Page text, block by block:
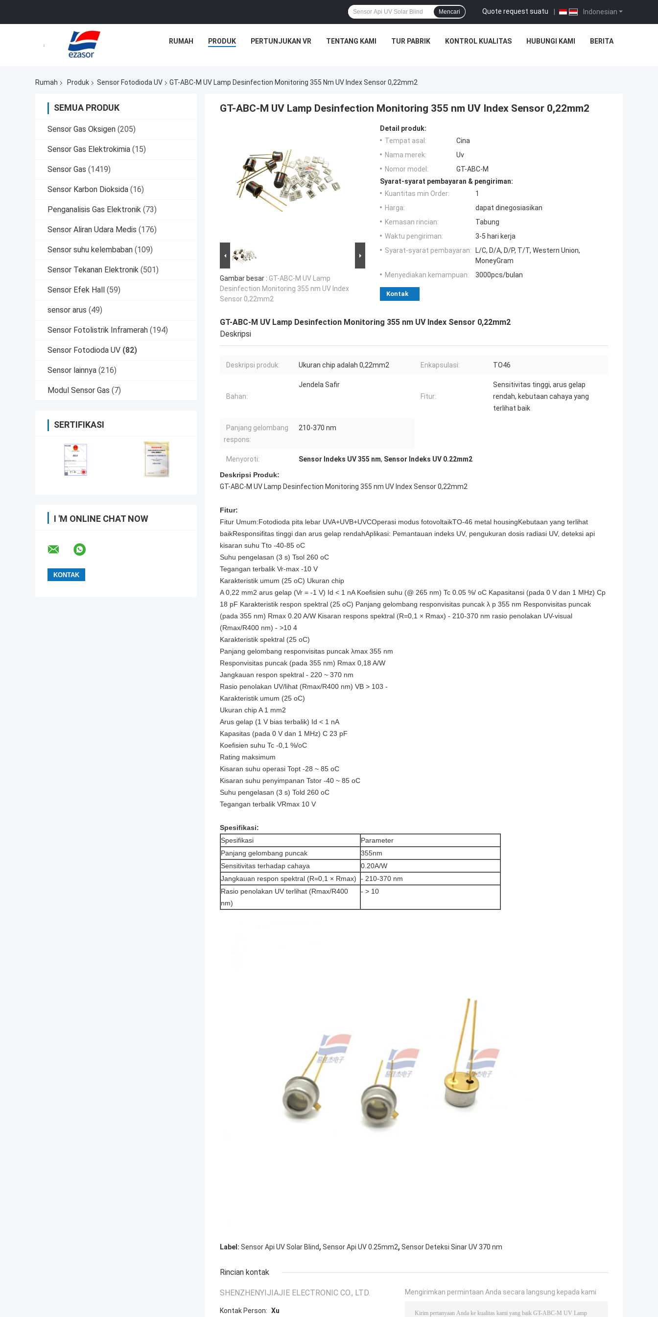
Indonesian
Quote request suatu |
Mencari
RUMAH PRODUK PERTUNJUKAN VR TENTANG KAMI TUR PABRIK KONTROL KUALITAS HUBUNGI KAMI BERITA
Rumah Produk Sensor Fotodioda UV GT-ABC-M UV Lamp Desinfection Monitoring 355 Nm UV Index Sensor 0,22mm2
SEMUA PRODUK
Sensor Gas Oksigen (205)
Sensor Gas Elektrokimia (15)
Sensor Gas (1419)
Sensor Karbon Dioksida (16)
Penganalisis Gas Elektronik (73)
Sensor Aliran Udara Medis (176)
Sensor suhu kelembaban (109)
Sensor Tekanan Elektronik (501)
Sensor Efek Hall (59)
sensor arus (49)
Sensor Fotolistrik Inframerah (194)
Sensor Fotodioda UV (82)
Sensor lainnya (216)
Modul Sensor Gas (7)
SERTIFIKASI
I 'M ONLINE CHAT NOW
GT-ABC-M UV Lamp Desinfection Monitoring 355 nm UV Index Sensor 0,22mm2
Gambar besar : GT-ABC-M UV Lamp
Desinfection Monitoring 355 nm UV Index
Sensor 0,22mm2
Detail produk:
Tempat asal:
Cina
Nama merek:
Uv
Nomor model:
GT-ABC-M
Syarat-syarat pembayaran & pengiriman:
Kuantitas min Order:
1
Harga:
dapat dinegosiasikan
Kemasan rincian:
Tabung
Waktu pengiriman:
3-5 hari kerja
Syarat-syarat pembayaran:
L/C, D/A, D/P, T/T, Western Union,
MoneyGram
Menyediakan kemampuan:
3000pcs/bulan
Kontak
GT-ABC-M UV Lamp Desinfection Monitoring 355 nm UV Index Sensor 0,22mm2
Deskripsi
Deskripsi produk: Ukuran chip adalah 0,22mm2 Enkapsulasi: TO46
Bahan:
Jendela Safir
Fitur:
Sensitivitas tinggi, arus gelap
rendah, kebutaan cahaya yang
terlihat baik
Panjang gelombang
respons:
210-370 nm
Menyoroti: Sensor Indeks UV 355 nm, Sensor Indeks UV 0.22mm2
Deskripsi Produk:
GT-ABC-M UV Lamp Desinfection Monitoring 355 nm UV Index Sensor 0,22mm2
Fitur:
Fitur Umum:Fotodioda pita lebar UVA+UVB+UVCOperasi modus fotovoltaikTO-46 metal housingKebutaan yang terlihat
baikResponsifitas tinggi dan arus gelap rendahAplikasi: Pemantauan indeks UV, pengukuran dosis radiasi UV, deteksi api
kisaran suhu Tto -40-85 oC
Suhu pengelasan (3 s) Tsol 260 oC
Tegangan terbalik Vr-max -10 V
Karakteristik umum (25 oC) Ukuran chip
A 0,22 mm2 arus gelap (Vr = -1 V) Id < 1 nA Koefisien suhu (@ 265 nm) Tc 0.05 %/ oC Kapasitansi (pada 0 V dan 1 MHz) Cp
18 pF Karakteristik respon spektral (25 oC) Panjang gelombang responvisitas puncak λ p 355 nm Responvisitas puncak
(pada 355 nm) Rmax 0.20 A/W Kisaran respons spektral (R=0,1 × Rmax) - 210-370 nm rasio penolakan UV-visual
(Rmax/R400 nm) - >10 4
Karakteristik spektral (25 oC)
Panjang gelombang responvisitas puncak λmax 355 nm
Responvisitas puncak (pada 355 nm) Rmax 0,18 A/W
Jangkauan respon spektral - 220 ~ 370 nm
Rasio penolakan UV/lihat (Rmax/R400 nm) VB > 103 -
Karakteristik umum (25 oC)
Ukuran chip A 1 mm2
Arus gelap (1 V bias terbalik) Id < 1 nA
Kapasitas (pada 0 V dan 1 MHz) C 23 pF
Koefisien suhu Tc -0,1 %/oC
Rating maksimum
Kisaran suhu operasi Topt -28 ~ 85 oC
Kisaran suhu penyimpanan Tstor -40 ~ 85 oC
Suhu pengelasan (3 s) Told 260 oC
Tegangan terbalik VRmax 10 V
Spesifikasi:
Spesifikasi
Parameter
Panjang gelombang puncak
355nm
Sensitivitas terhadap cahaya
0.20A/W
Jangkauan respon spektral (R=0,1 × Rmax)
- 210-370 nm
Rasio penolakan UV terlihat (Rmax/R400
nm)
- > 10
Label: Sensor Api UV Solar Blind, Sensor Api UV 0.25mm2, Sensor Deteksi Sinar UV 370 nm
Rincian kontak
SHENZHENYIJIAJIE ELECTRONIC CO., LTD.
Kontak Person: Xu
Mengirimkan permintaan Anda secara langsung kepada kami